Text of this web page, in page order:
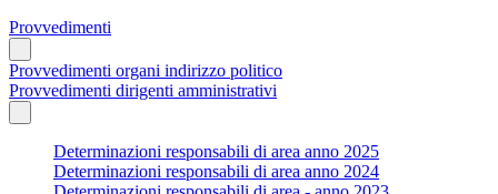
Provvedimenti
Provvedimenti organi indirizzo politico
Provvedimenti dirigenti amministrativi
Determinazioni responsabili di area anno 2025
Determinazioni responsabili di area anno 2024